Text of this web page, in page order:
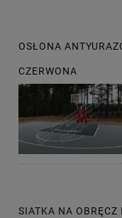
OSŁONA
CZERWONA
SIATKA NA OBRĘCZ